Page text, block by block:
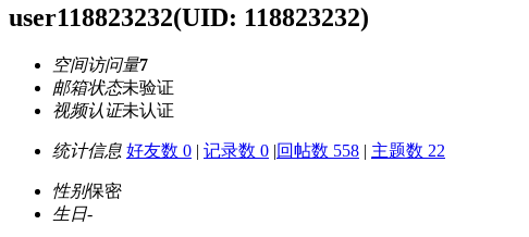
user118823232(UID: 118823232)
空间访问量7
邮箱状态未验证
视频认证未认证
统计信息 好友数 0 | 记录数 0 |回帖数 558 | 主题数 22
性别保密
生日-